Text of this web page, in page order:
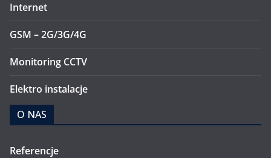
Internet
GSM – 2G/3G/4G
Monitoring CCTV
Elektro instalacje
O NAS
Referencje